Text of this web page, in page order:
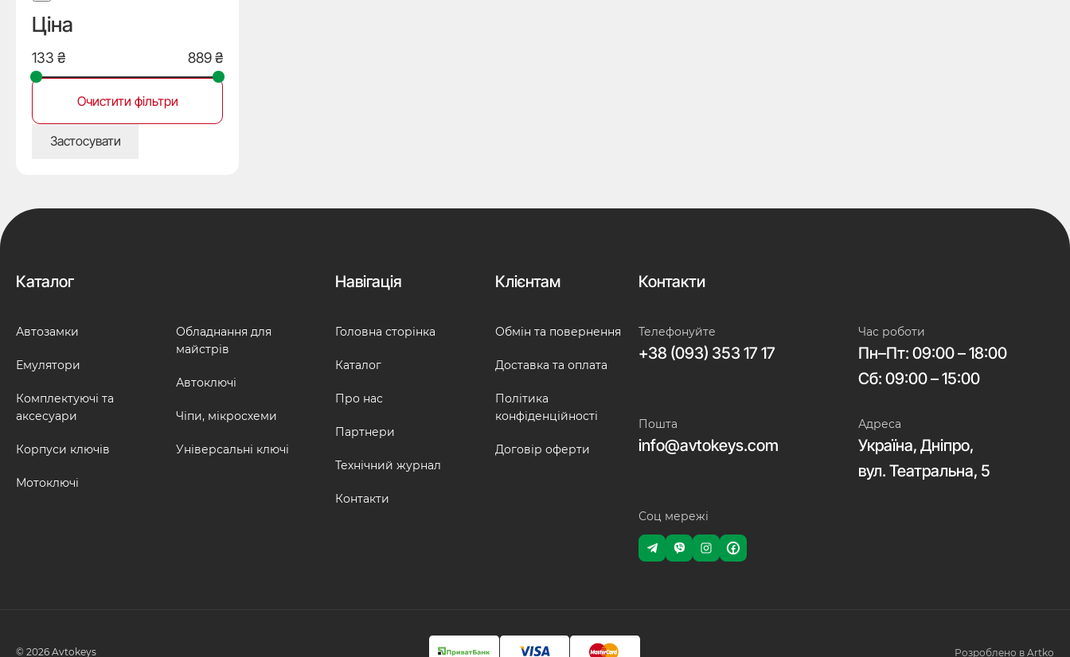
Ціна
Очистити фільтри
Застосувати
Каталог
Автозамки
Емулятори
Комплектуючі та
аксесуари
Корпуси ключів
Мотоключі
Обладнання для
майстрів
Автоключі
Чіпи, мікросхеми
Універсальні ключі
Навігація
Головна сторінка
Каталог
Про нас
Партнери
Технічний журнал
Контакти
Клієнтам
Обмін та повернення
Доставка та оплата
Політика
конфіденційності
Договір оферти
Контакти
Телефонуйте
+38 (093) 353 17 17
Час роботи
Пн–Пт: 09:00 – 18:00
Сб: 09:00 – 15:00
Пошта
info@avtokeys.com
Адреса
Україна, Дніпро,
вул. Театральна, 5
Соц мережі
© 2026 Avtokeys Розроблено в Artko